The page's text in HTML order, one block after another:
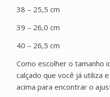
38 – 25,5 cm
39 – 26,0 cm
40 – 26,5 cm
Como escolher o tamanho
calçado que você já utiliza
acima para encontrar o